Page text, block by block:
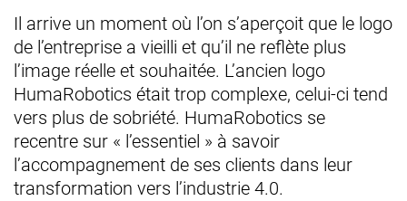
Il arrive un moment où l’on s’aperçoit que le logo
de l’entreprise a vieilli et qu’il ne reflète plus
l’image réelle et souhaitée. L’ancien logo
HumaRobotics était trop complexe, celui-ci tend
vers plus de sobriété. HumaRobotics se
recentre sur « l’essentiel » à savoir
l’accompagnement de ses clients dans leur
transformation vers l’industrie 4.0.